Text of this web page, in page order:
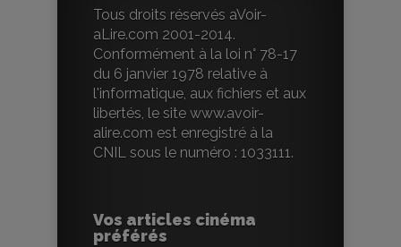
Tous droits réservés aVoir-
aLire.com 2001-2014.
Conformément à la loi n° 78-17
du 6 janvier 1978 relative à
l'informatique, aux fichiers et aux
libertés, le site www.avoir-
alire.com est enregistré à la
CNIL sous le numéro : 1033111.
Vos articles cinéma
préférés